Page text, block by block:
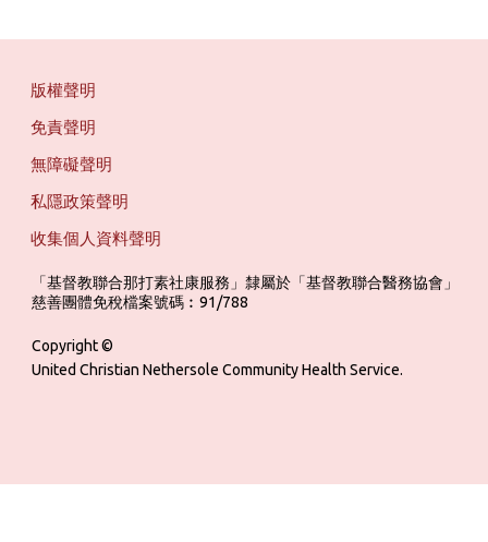
版權聲明
免責聲明
無障礙聲明
私隱政策聲明
收集個人資料聲明
「基督教聯合那打素社康服務」隸屬於「基督教聯合醫務協會」
慈善團體免稅檔案號碼︰91/788
Copyright ©
United Christian Nethersole Community Health Service.